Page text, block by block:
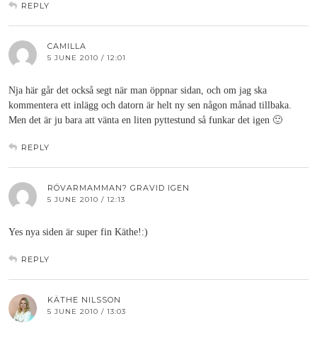
REPLY
CAMILLA
5 JUNE 2010 / 12:01
Nja här går det också segt när man öppnar sidan, och om jag ska
kommentera ett inlägg och datorn är helt ny sen någon månad tillbaka.
Men det är ju bara att vänta en liten pyttestund så funkar det igen 🙂
REPLY
RÖVARMAMMAN? GRAVID IGEN
5 JUNE 2010 / 12:13
Yes nya siden är super fin Käthe!:)
REPLY
KÄTHE NILSSON
5 JUNE 2010 / 13:03